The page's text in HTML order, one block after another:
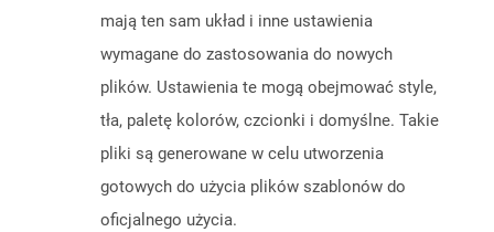
mają ten sam układ i inne ustawienia
wymagane do zastosowania do nowych
plików. Ustawienia te mogą obejmować style,
tła, paletę kolorów, czcionki i domyślne. Takie
pliki są generowane w celu utworzenia
gotowych do użycia plików szablonów do
oficjalnego użycia.